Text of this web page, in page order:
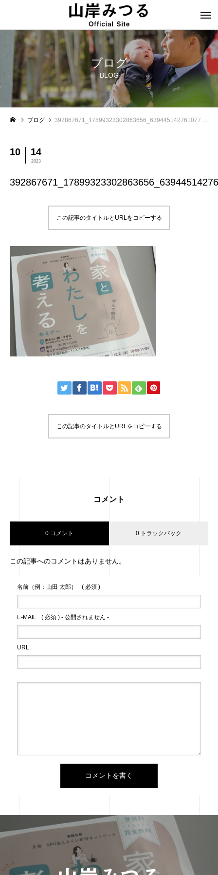
ブログ
BLOG
ブログ 392867671_17899323302863656_6394451427610774946_n
10 14
2023
この記事のタイトルとURLをコピーする
この記事のタイトルとURLをコピーする
コメント
0 コメント 0 トラックバック
この記事へのコメントはありません。
名前（例：山田 太郎） ( 必須 )
E-MAIL ( 必須 ) - 公開されません -
URL